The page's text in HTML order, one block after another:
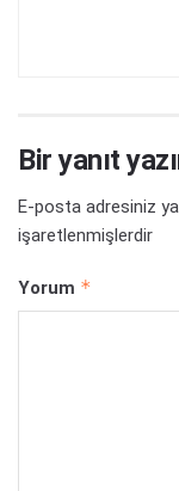
Bir yanıt
E-posta adresiniz
işaretlenmişlerdir
Yorum *